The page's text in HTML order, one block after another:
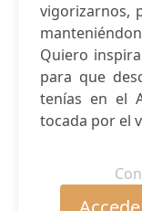
vigorizarnos,
Quiero
para que
tenías en el
tocada por el